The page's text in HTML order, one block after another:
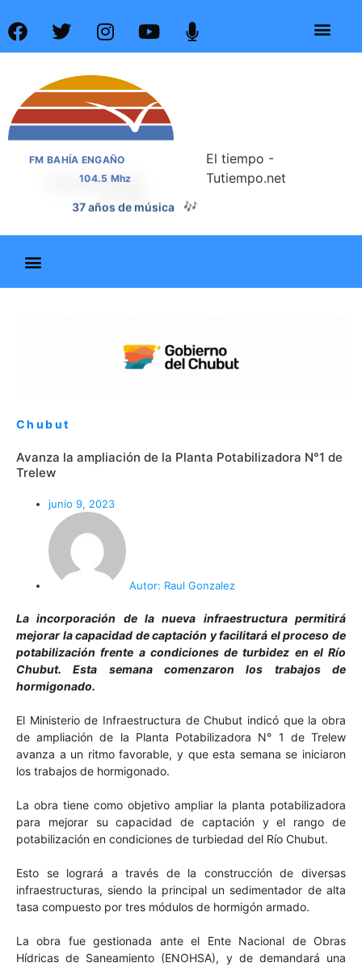
FM BAHÍA ENGAÑO
104.5 Mhz
37 años de música 🎶
El tiempo -
Tutiempo.net
Chubut
Avanza la ampliación de la Planta Potabilizadora N°1 de
Trelew
junio 9, 2023
Autor: Raul Gonzalez
La incorporación de la nueva infraestructura permitirá
mejorar la capacidad de captación y facilitará el proceso de
potabilización frente a condiciones de turbidez en el Río
Chubut. Esta semana comenzaron los trabajos de
hormigonado.
El Ministerio de Infraestructura de Chubut indicó que la obra
de ampliación de la Planta Potabilizadora N° 1 de Trelew
avanza a un ritmo favorable, y que esta semana se iniciaron
los trabajos de hormigonado.
La obra tiene como objetivo ampliar la planta potabilizadora
para mejorar su capacidad de captación y el rango de
potabilización en condiciones de turbiedad del Río Chubut.
Esto se logrará a través de la construcción de diversas
infraestructuras, siendo la principal un sedimentador de alta
tasa compuesto por tres módulos de hormigón armado.
La obra fue gestionada ante el Ente Nacional de Obras
Hídricas de Saneamiento (ENOHSA), y de demandará una